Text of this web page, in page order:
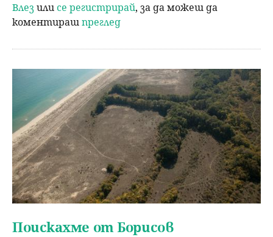
Влезили се регистрирай, за да можеш да
коментирашпреглед
Поискахме от Борисов